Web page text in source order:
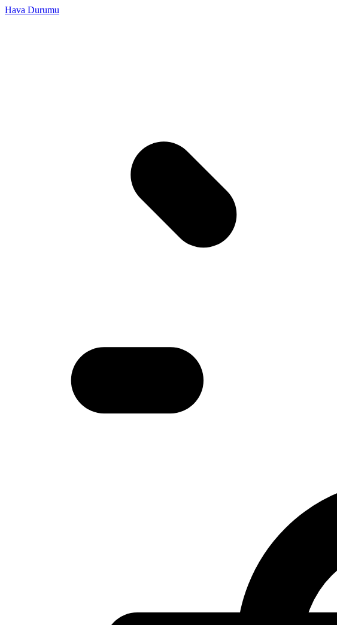
Hava Durumu